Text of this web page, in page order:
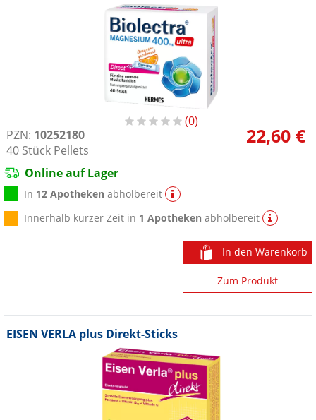
0
PZN: 10252180
40 Stück Pellets
22,60 €
Online auf Lager
In 12 Apotheken abholbereit
Innerhalb kurzer Zeit in 1 Apotheken abholbereit
In den Warenkorb
Zum Produkt
EISEN VERLA plus Direkt-Sticks